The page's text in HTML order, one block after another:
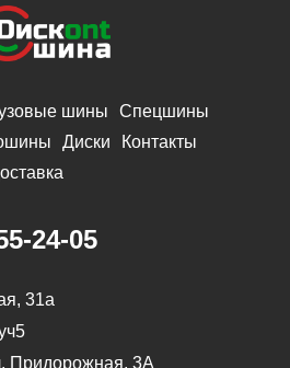
шины
Спецшины
Диски
Контакты
24-05
31а
Придорожная, 3А